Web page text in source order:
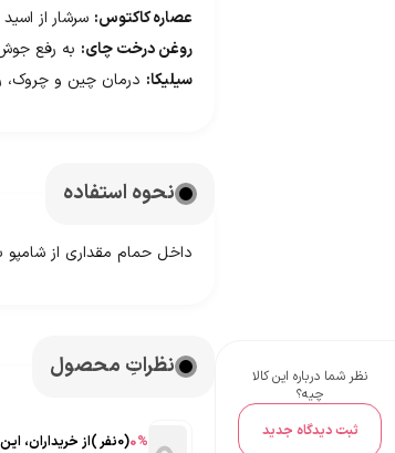
عصاره کاکتوس: سرشار از
روغن درخت چای: به رفع
سیلیکا: درمان چین و چروک،
نحوه استفاده
داخل حمام مقداری از
نظر شما درباره این کالا
چیه؟
ثبت دیدگاه جدید
نظراتِ محصول
0%
(
0نفر )از خریداران،